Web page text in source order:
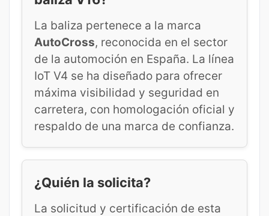
La baliza pertenece a la marca
AutoCross, reconocida en el sector
de la automoción en España. La línea
IoT V4 se ha diseñado para ofrecer
máxima visibilidad y seguridad en
carretera, con homologación oficial y
respaldo de una marca de confianza.
¿Quién la solicita?
La solicitud y certificación de esta